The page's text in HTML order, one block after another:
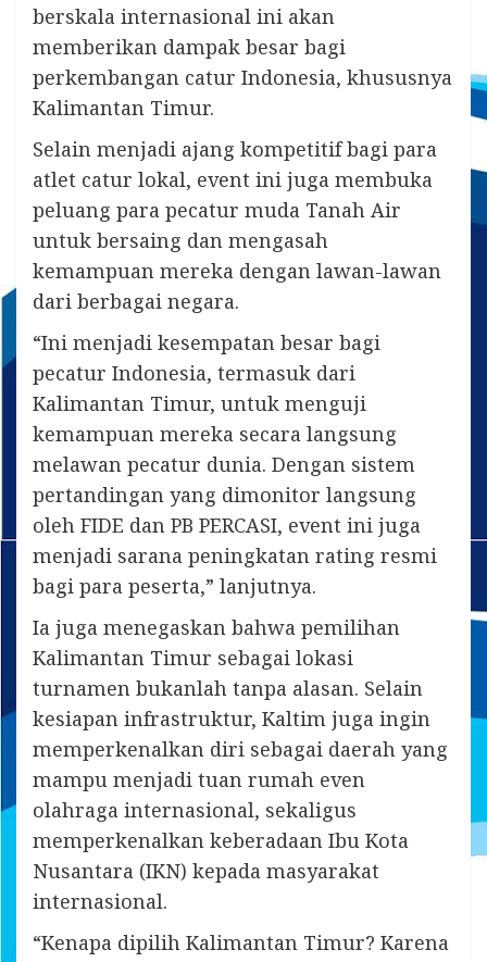
berskala internasional ini akan
memberikan dampak besar bagi
perkembangan catur Indonesia, khususnya
Kalimantan Timur.
Selain menjadi ajang kompetitif bagi para
atlet catur lokal, event ini juga membuka
peluang para pecatur muda Tanah Air
untuk bersaing dan mengasah
kemampuan mereka dengan lawan-lawan
dari berbagai negara.
“Ini menjadi kesempatan besar bagi
pecatur Indonesia, termasuk dari
Kalimantan Timur, untuk menguji
kemampuan mereka secara langsung
melawan pecatur dunia. Dengan sistem
pertandingan yang dimonitor langsung
oleh FIDE dan PB PERCASI, event ini juga
menjadi sarana peningkatan rating resmi
bagi para peserta,” lanjutnya.
Ia juga menegaskan bahwa pemilihan
Kalimantan Timur sebagai lokasi
turnamen bukanlah tanpa alasan. Selain
kesiapan infrastruktur, Kaltim juga ingin
memperkenalkan diri sebagai daerah yang
mampu menjadi tuan rumah even
olahraga internasional, sekaligus
memperkenalkan keberadaan Ibu Kota
Nusantara (IKN) kepada masyarakat
internasional.
“Kenapa dipilih Kalimantan Timur? Karena